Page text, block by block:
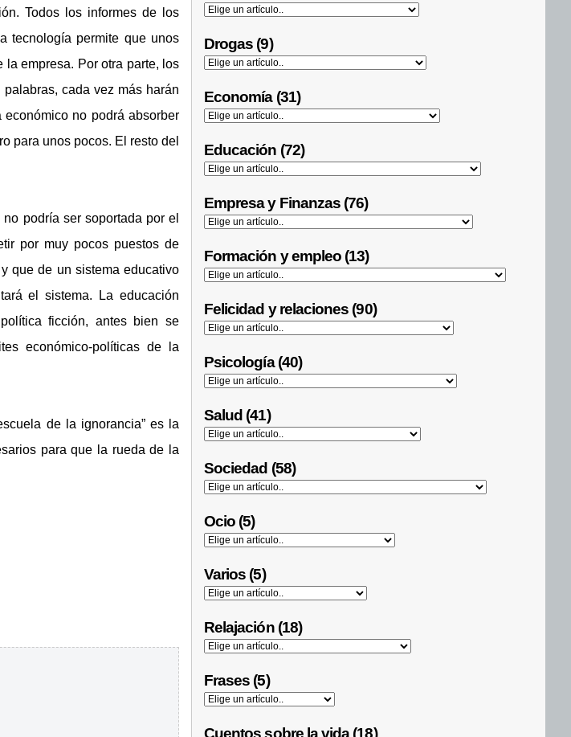
Todos los informes de los
tecnología permite que unos
empresa. Por otra parte, los
cada vez más harán
no podrá absorber
para unos pocos. El resto del
podría ser soportada por el
por muy pocos puestos de
que de un sistema educativo
el sistema. La educación
ficción, antes bien se
económico-políticas de la
de la ignorancia” es la
para que la rueda de la
Drogas (9)
Economía (31)
Educación (72)
Empresa y Finanzas (76)
Formación y empleo (13)
Felicidad y relaciones (90)
Psicología (40)
Salud (41)
Sociedad (58)
Ocio (5)
Varios (5)
Relajación (18)
Frases (5)
Cuentos sobre la vida (18)